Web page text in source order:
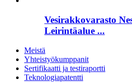
Vesirakkovarasto
Leirintäalue ...
Meistä
Yhteistyökumppanit
Sertifikaatti ja testiraportti
Teknologiapatentti